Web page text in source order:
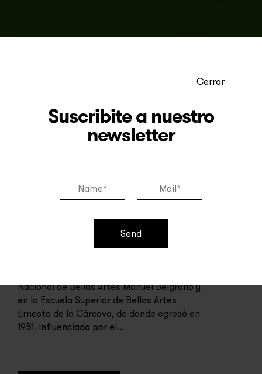
Cerrar
Suscribite a nuestro
newsletter
Send
Nacional de Bellas Artes Manuel Belgrano y
en la Escuela Superior de Bellas Artes
Ernesto de la Cárcova, de donde egresó en
1951. Influenciado por el...